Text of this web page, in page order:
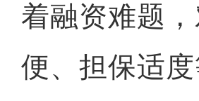
着融资难题
便、担保适